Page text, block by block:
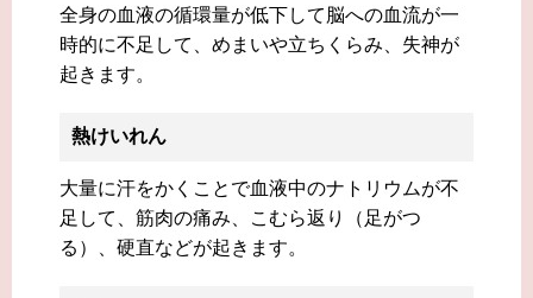
全身の血液の循環量が低下して脳への血流が一
時的に不足して、めまいや立ちくらみ、失神が
起きます。
熱けいれん
大量に汗をかくことで血液中のナトリウムが不
足して、筋肉の痛み、こむら返り（足がつ
る）、硬直などが起きます。